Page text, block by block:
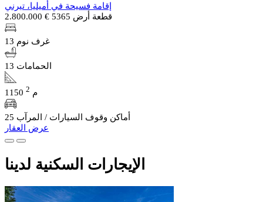
إقامة فسيحة في أميليا، تيرني
قطعة أرض 5365
€ 2.800.000
13 غرف نوم
13 الحمامات
1150 م 2
25 أماكن وقوف السيارات / المرآب
عرض العقار
الإيجارات السكنية لدينا